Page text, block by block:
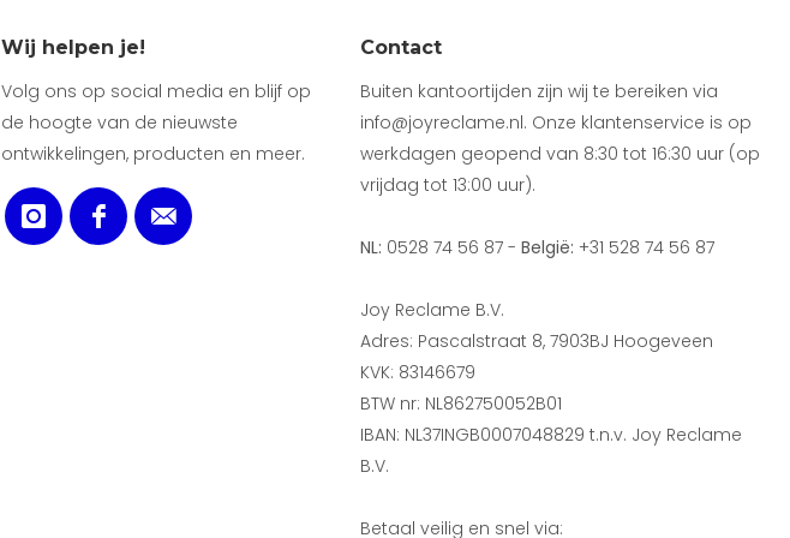
Wij helpen je!
Volg ons op social media en blijf op
de hoogte van de nieuwste
ontwikkelingen, producten en meer.
Contact
Buiten kantoortijden zijn wij te bereiken via
info@joyreclame.nl. Onze klantenservice is op
werkdagen geopend van 8:30 tot 16:30 uur (op
vrijdag tot 13:00 uur).
NL: 0528 74 56 87 - België: +31 528 74 56 87
Joy Reclame B.V.
Adres: Pascalstraat 8, 7903BJ Hoogeveen
KVK: 83146679
BTW nr: NL862750052B01
IBAN: NL37INGB0007048829 t.n.v. Joy Reclame
B.V.
Betaal veilig en snel via: